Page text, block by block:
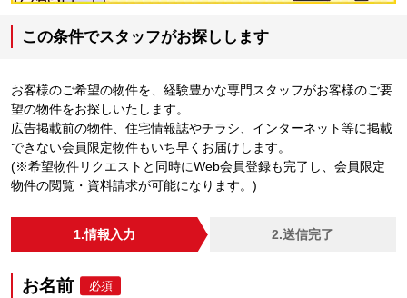
この条件でスタッフがお探しします
お客様のご希望の物件を、経験豊かな専門スタッフがお客様のご要
望の物件をお探しいたします。
広告掲載前の物件、住宅情報誌やチラシ、インターネット等に掲載
できない会員限定物件もいち早くお届けします。
(※希望物件リクエストと同時にWeb会員登録も完了し、会員限定
物件の閲覧・資料請求が可能になります。)
1.情報入力 2.送信完了
お名前 必須